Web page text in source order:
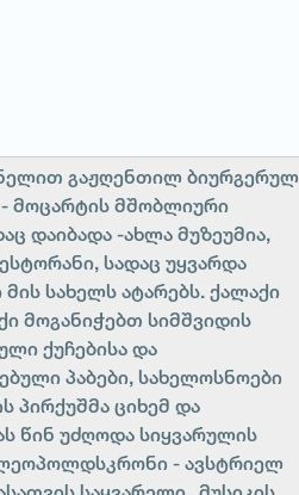
გაჟღენთილ ბიურგერულ
მოცარტის მშობლიური
დაიბადა -ახლა მუზეუმია,
სადაც უყვარდა
სახელს ატარებს. ქალაქი
მოგანიჭებთ სიმშვიდის
ქუჩებისა და
პაბები, სახელოსნოები
პირქუშმა ციხემ და
წინ უძღოდა სიყვარულის
ლეოპოლდსკრონი - ავსტრიელ